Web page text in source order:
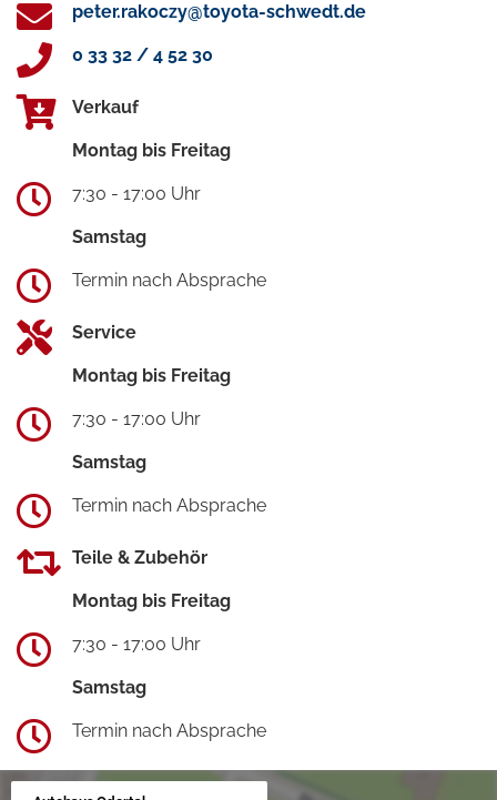
peter.rakoczy@toyota-schwedt.de
0 33 32 / 4 52 30
Verkauf
Montag bis Freitag
7:30 - 17:00 Uhr
Samstag
Termin nach Absprache
Service
Montag bis Freitag
7:30 - 17:00 Uhr
Samstag
Termin nach Absprache
Teile & Zubehör
Montag bis Freitag
7:30 - 17:00 Uhr
Samstag
Termin nach Absprache